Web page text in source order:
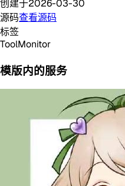
创建于2026-03-30
源码查看源码
标签
ToolMonitor
模版内的服务